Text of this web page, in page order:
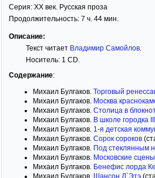
Серия: XX век. Русская проза
Продолжительность: 7 ч. 44 мин.
Описание:
Текст читает Владимир Самойлов.
Носитель: 1 CD.
Содержание:
Михаил Булгаков. Торговый
Михаил Булгаков. Москва
Михаил Булгаков. Столица в
Михаил Булгаков. В школе городка
Михаил Булгаков. 1-я детская
Михаил Булгаков. Сорок сороков
Михаил Булгаков. Под стеклянным
Михаил Булгаков. Московские сцены
Михаил Булгаков. Бенефис лорда
Михаил Булгаков. Шансон Д`Этэ